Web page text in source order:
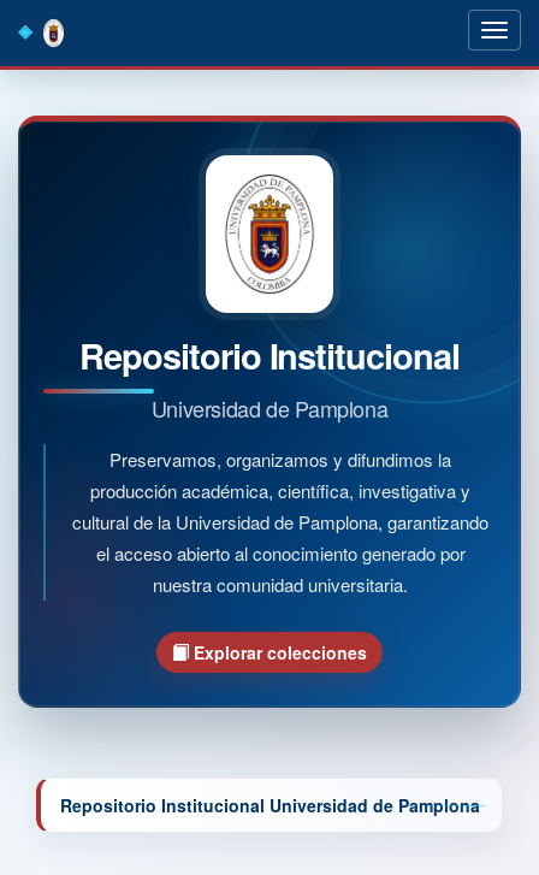
navigation
Repositorio Institucional
Universidad de Pamplona
Preservamos, organizamos y difundimos la
producción académica, científica, investigativa y
cultural de la Universidad de Pamplona, garantizando
el acceso abierto al conocimiento generado por
nuestra comunidad universitaria.
Explorar colecciones
Repositorio Institucional Universidad de Pamplona